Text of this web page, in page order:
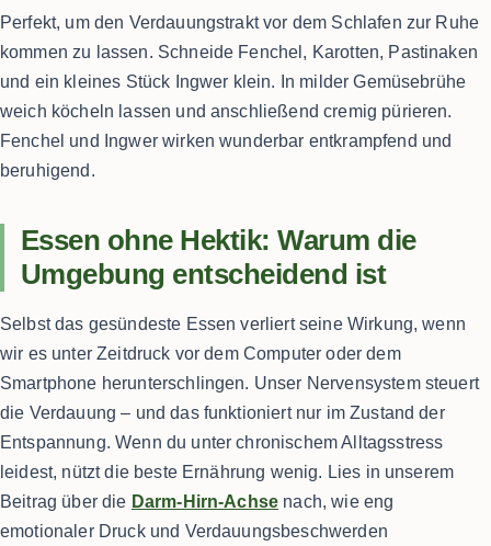
Perfekt, um den Verdauungstrakt vor dem Schlafen zur Ruhe
kommen zu lassen. Schneide Fenchel, Karotten, Pastinaken
und ein kleines Stück Ingwer klein. In milder Gemüsebrühe
weich köcheln lassen und anschließend cremig pürieren.
Fenchel und Ingwer wirken wunderbar entkrampfend und
beruhigend.
Essen ohne Hektik: Warum die
Umgebung entscheidend ist
Selbst das gesündeste Essen verliert seine Wirkung, wenn
wir es unter Zeitdruck vor dem Computer oder dem
Smartphone herunterschlingen. Unser Nervensystem steuert
die Verdauung – und das funktioniert nur im Zustand der
Entspannung. Wenn du unter chronischem Alltagsstress
leidest, nützt die beste Ernährung wenig. Lies in unserem
Beitrag über die Darm-Hirn-Achse nach, wie eng
emotionaler Druck und Verdauungsbeschwerden